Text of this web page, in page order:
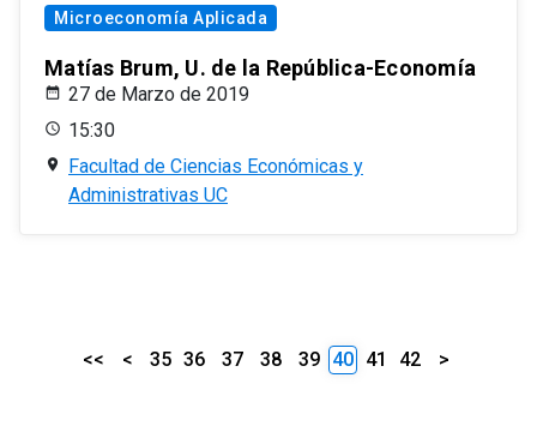
Microeconomía Aplicada
Matías Brum, U. de la República-Economía
27 de Marzo de 2019
15:30
Facultad de Ciencias Económicas y
Administrativas UC
<< < 35 36 37 38 39 40 41 42 >